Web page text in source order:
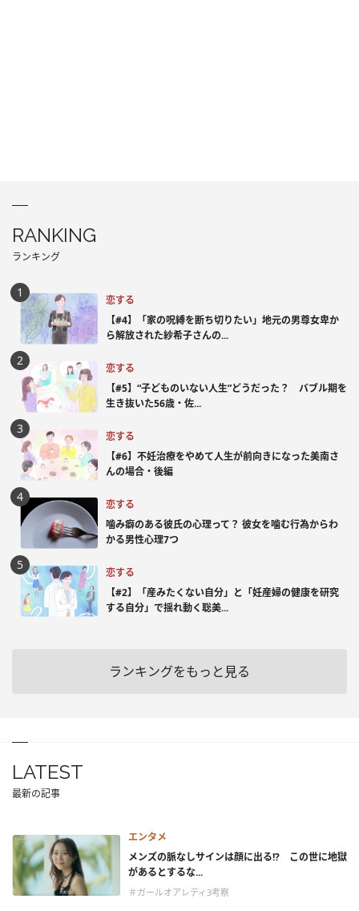
RANKING
ランキング
恋する
【#4】「家の呪縛を断ち切りたい」地元の男尊女卑か
ら解放された紗希子さんの...
恋する
【#5】“子どものいない人生”どうだった？ バブル期を
生き抜いた56歳・佐...
恋する
【#6】不妊治療をやめて人生が前向きになった美南さ
んの場合・後編
恋する
噛み癖のある彼氏の心理って？ 彼女を噛む行為からわ
かる男性心理7つ
恋する
【#2】「産みたくない自分」と「妊産婦の健康を研究
する自分」で揺れ動く聡美...
ランキングをもっと見る
LATEST
最新の記事
エンタメ
メンズの脈なしサインは顔に出る!? この世に地獄
があるとするな...
＃ガールオアレディ3考察